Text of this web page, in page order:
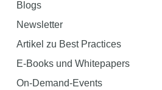
Blogs
Newsletter
Artikel zu Best Practices
E-Books und Whitepapers
On-Demand-Events